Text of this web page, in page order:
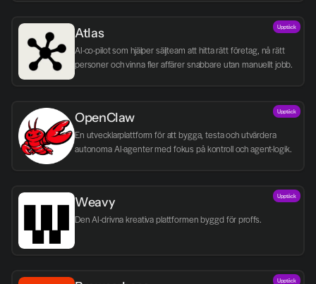
Atlas
AI-co-pilot som hjälper säljteam att hitta rätt företag, nå rätt
personer och vinna fler affärer snabbare utan manuellt jobb.
Upptäck
OpenClaw
En utvecklarplattform för att bygga, testa och utvärdera
autonoma AI-agenter med fokus på kontroll och agent-logik.
Upptäck
Weavy
Den AI-drivna kreativa plattformen byggd för proffs.
Upptäck
Upptäck